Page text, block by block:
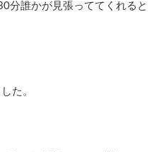
分誰かが見張っててくれると
た。